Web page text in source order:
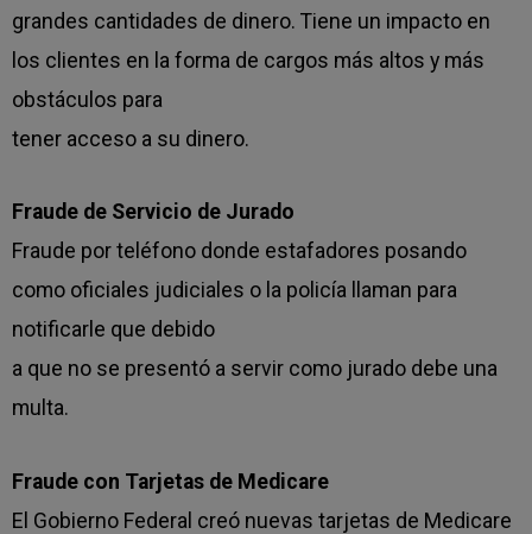
grandes cantidades de dinero. Tiene un impacto en
los clientes en la forma de cargos más altos y más
obstáculos para
tener acceso a su dinero.
Fraude de Servicio de Jurado
Fraude por teléfono donde estafadores posando
como oficiales judiciales o la policía llaman para
notificarle que debido
a que no se presentó a servir como jurado debe una
multa.
Fraude con Tarjetas de Medicare
El Gobierno Federal creó nuevas tarjetas de Medicare